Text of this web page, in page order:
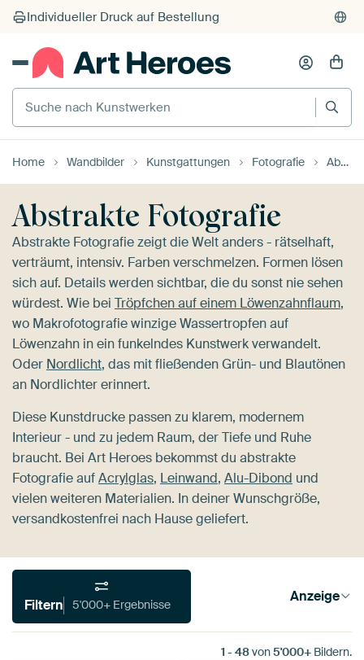
Suche nach Kunstwerken
Home Wandbilder Kunstgattungen Fotografie Abstrakte Fotografie
Abstrakte Fotografie
Abstrakte Fotografie zeigt die Welt anders - rätselhaft,
verträumt, intensiv. Farben verschmelzen. Formen lösen
sich auf. Details werden sichtbar, die du sonst nie sehen
würdest. Wie bei Tröpfchen auf einem Löwenzahnflaum,
wo Makrofotografie winzige Wassertropfen auf
Löwenzahn in ein funkelndes Kunstwerk verwandelt.
Oder Nordlicht, das mit fließenden Grün- und Blautönen
an Nordlichter erinnert.
Diese Kunstdrucke passen zu klarem, modernem
Interieur - und zu jedem Raum, der Tiefe und Ruhe
braucht. Bei Art Heroes bekommst du abstrakte
Fotografie aufAcrylglas, Leinwand, Alu-Dibond und
vielen weiteren Materialien. In deiner Wunschgröße,
versandkostenfrei nach Hause geliefert.
Filtern 5'000+ Ergebnisse Anzeige
1 - 48von5'000+ Bildern.